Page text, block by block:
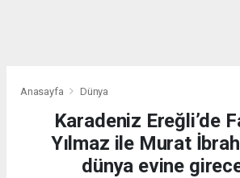
Anasayfa Dünya
Karadeniz Ereğli’de
Yılmaz ile Murat
dünya evine